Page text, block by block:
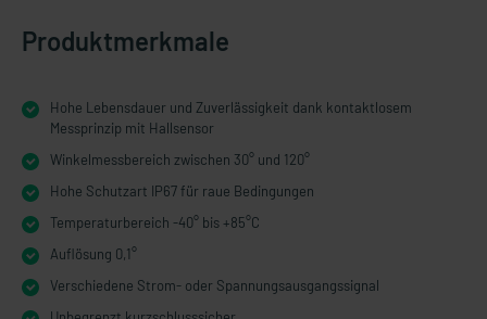
Produktmerkmale
Hohe Lebensdauer und Zuverlässigkeit dank kontaktlosem
Messprinzip mit Hallsensor
Winkelmessbereich zwischen 30° und 120°
Hohe Schutzart IP67 für raue Bedingungen
Temperaturbereich -40° bis +85°C
Auflösung 0,1°
Verschiedene Strom- oder Spannungsausgangssignal